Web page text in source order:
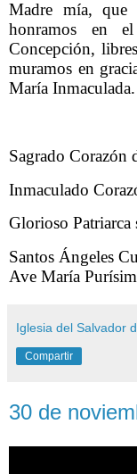
Madre mía,
honramos en
Concepción,
muramos en
María
Sagrado Corazón
Inmaculado
Glorioso Patriarca
Santos Ángeles
Ave María
Iglesia del Salvador
Compartir
30 de